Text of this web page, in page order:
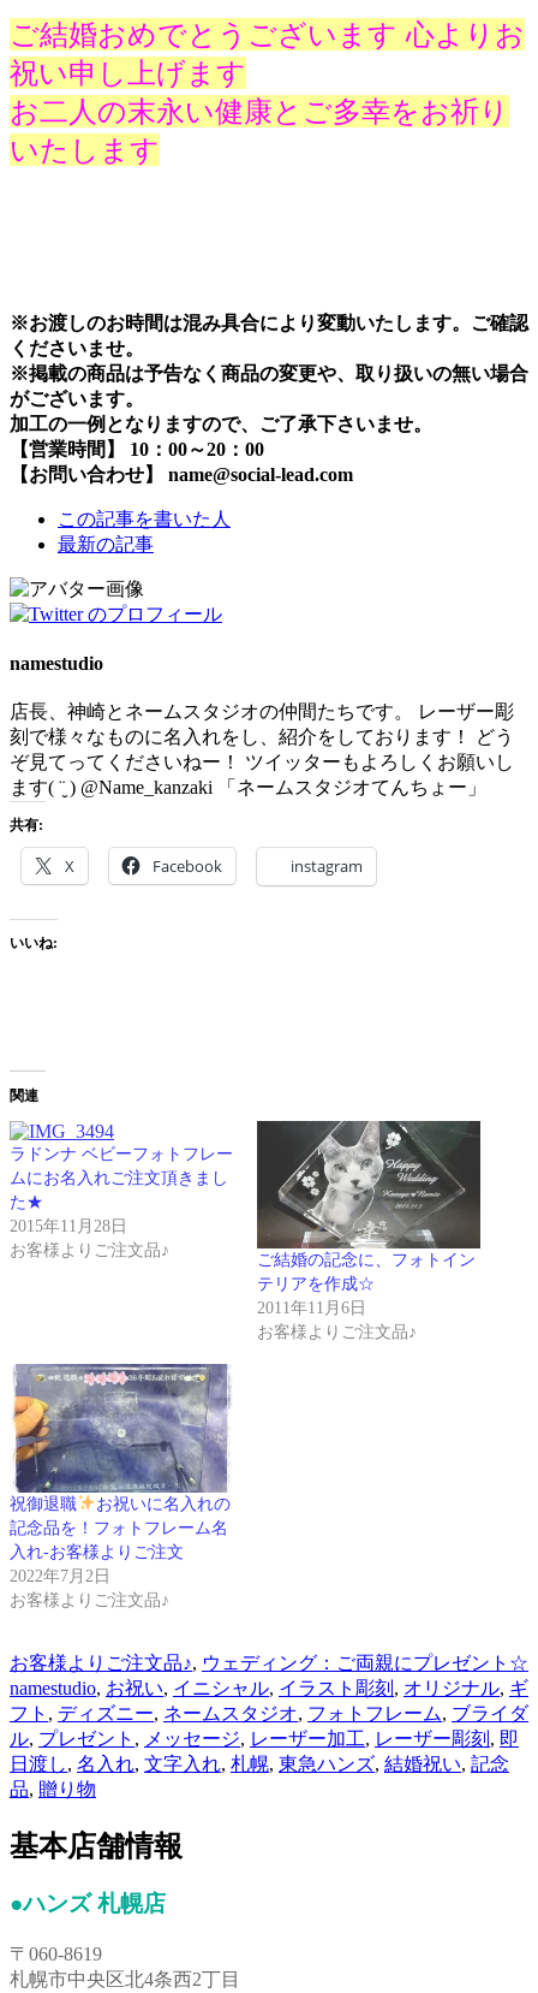
ご結婚おめでとうございます 心よりお
祝い申し上げます
お二人の末永い健康とご多幸をお祈り
いたします
※お渡しのお時間は混み具合により変動いたします。ご確認
くださいませ。
※掲載の商品は予告なく商品の変更や、取り扱いの無い場合
がございます。
加工の一例となりますので、ご了承下さいませ。
【営業時間】 10：00～20：00
【お問い合わせ】 name@social-lead.com
following
tabs
change
content
この記事を書いた人
最新の記事
namestudio
店長、神崎とネームスタジオの仲間たちです。 レーザー彫
刻で様々なものに名入れをし、紹介をしております！ どう
ぞ見てってくださいねー！ ツイッターもよろしくお願いし
ます( ¨̮ ) @Name_kanzaki 「ネームスタジオてんちょー」
共有:
X Facebook instagram
いいね:
関連
ラドンナ ベビーフォトフレー
ムにお名入れご注文頂きまし
た★
2015年11月28日
お客様よりご注文品♪
ご結婚の記念に、フォトイン
テリアを作成☆
2011年11月6日
お客様よりご注文品♪
祝御退職
お祝いに名入れの
記念品を！フォトフレーム名
入れ-お客様よりご注文
2022年7月2日
お客様よりご注文品♪
お客様よりご注文品♪, ウェディング：ご両親にプレゼント☆
namestudio, お祝い, イニシャル, イラスト彫刻 , オリジナル, ギ
フト , ディズニー, ネームスタジオ, フォトフレーム, ブライダ
ル, プレゼント , メッセージ, レーザー加工, レーザー彫刻 , 即
日渡し, 名入れ, 文字入れ, 札幌, 東急ハンズ, 結婚祝い, 記念
品, 贈り物
基本店舗情報
●ハンズ 札幌店
〒060-8619
札幌市中央区北4条西2丁目